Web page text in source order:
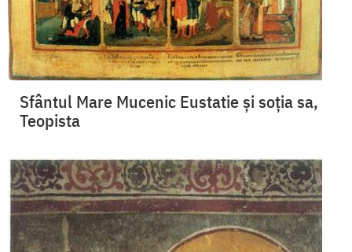
Sfântul Mare Mucenic Eustatie și soția sa,
Teopista